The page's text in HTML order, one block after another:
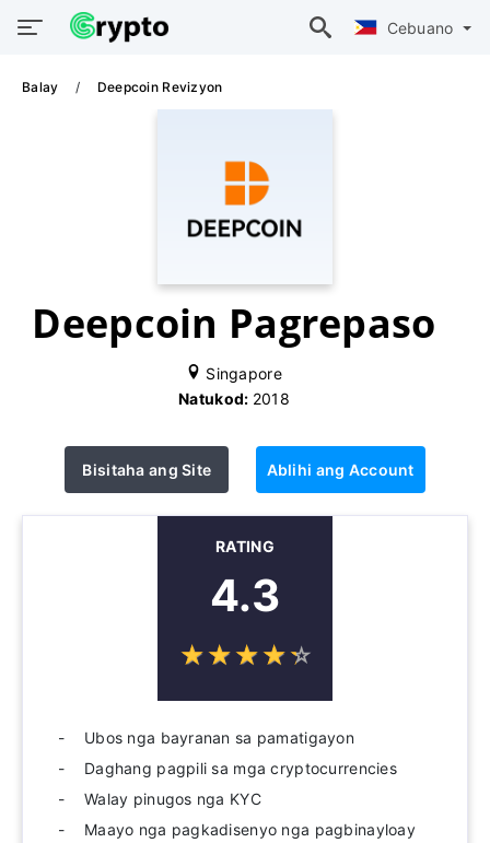
Cebuano
Balay Deepcoin Revizyon
Deepcoin Pagrepaso
Singapore
Natukod: 2018
Bisitaha ang Site Ablihi ang Account
RATING
4.3
☆☆☆☆☆
★★★★★
Ubos nga bayranan sa pamatigayon
Daghang pagpili sa mga cryptocurrencies
Walay pinugos nga KYC
Maayo nga pagkadisenyo nga pagbinayloay